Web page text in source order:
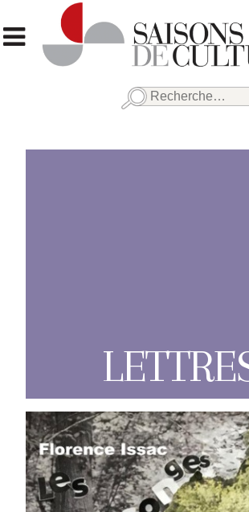
Rechercher :